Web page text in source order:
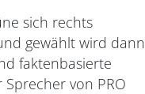
sich rechts
gewählt wird dann
faktenbasierte
von PRO